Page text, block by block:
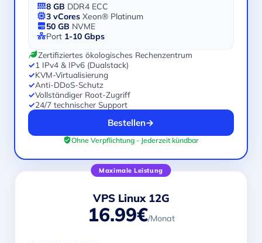
8 GB DDR4 ECC
3 vCores Xeon® Platinum
50 GB NVME
Port 1-10 Gbps
Zertifiziertes ökologisches Rechenzentrum
✓1 IPv4 & IPv6 (Dualstack)
✓KVM-Virtualisierung
✓Anti-DDoS-Schutz
✓Vollständiger Root-Zugriff
✓24/7 technischer Support
Bestellen→
Ohne Verpflichtung - Jederzeit kündbar
Maximale Leistung
VPS Linux 12G
16.99€/Monat